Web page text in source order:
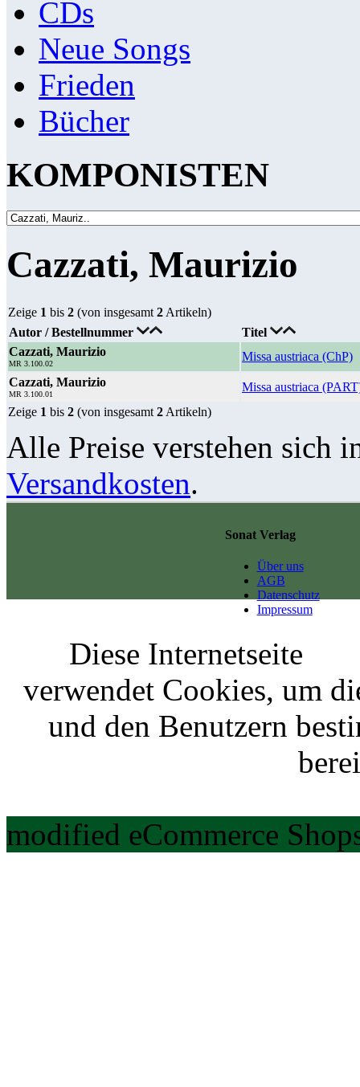
CDs
Neue Songs
Frieden
Bücher
KOMPONISTEN
Cazzati, Maurizio
Zeige 1 bis 2 (von insgesamt 2 Artikeln)
Autor / Bestellnummer
Titel
Cazzati, Maurizio
MR 3.100.02
Missa austriaca (ChP)
Cazzati, Maurizio
MR 3.100.01
Missa austriaca
Zeige 1 bis 2 (von insgesamt 2 Artikeln)
Alle Preise verstehen sich
Versandkosten.
Sonat Verlag
Über uns
AGB
Datenschutz
Impressum
Diese Internetseite
verwendet Cookies, um
und den Benutzern
modified eCommerce